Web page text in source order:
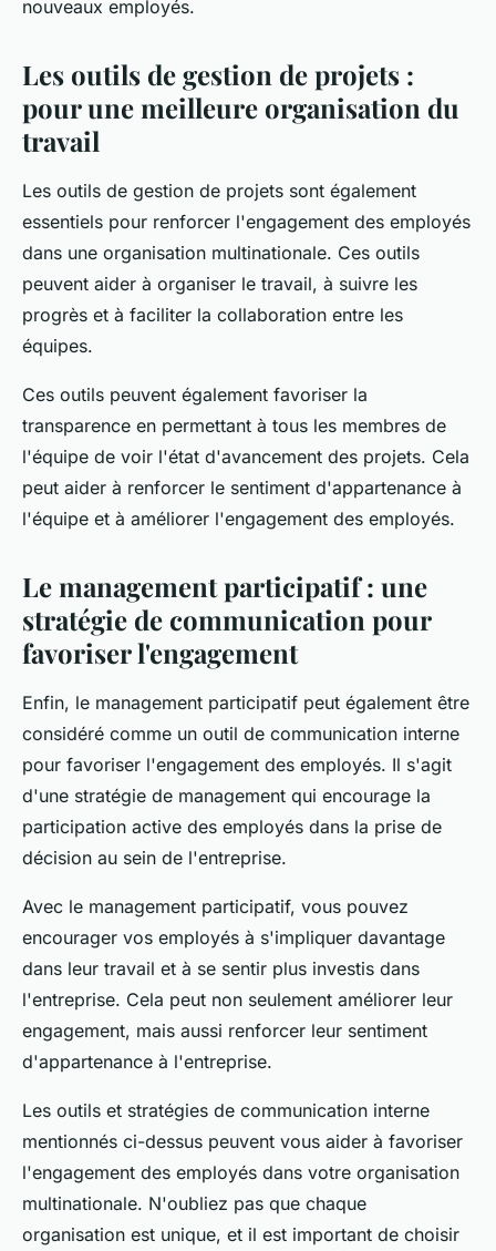
nouveaux employés.
Les outils de gestion de projets :
pour une meilleure organisation du
travail
Les outils de gestion de projets sont également
essentiels pour renforcer l'engagement des employés
dans une organisation multinationale. Ces outils
peuvent aider à organiser le travail, à suivre les
progrès et à faciliter la collaboration entre les
équipes.
Ces outils peuvent également favoriser la
transparence en permettant à tous les membres de
l'équipe de voir l'état d'avancement des projets. Cela
peut aider à renforcer le sentiment d'appartenance à
l'équipe et à améliorer l'engagement des employés.
Le management participatif : une
stratégie de communication pour
favoriser l'engagement
Enfin, le management participatif peut également être
considéré comme un outil de communication interne
pour favoriser l'engagement des employés. Il s'agit
d'une stratégie de management qui encourage la
participation active des employés dans la prise de
décision au sein de l'entreprise.
Avec le management participatif, vous pouvez
encourager vos employés à s'impliquer davantage
dans leur travail et à se sentir plus investis dans
l'entreprise. Cela peut non seulement améliorer leur
engagement, mais aussi renforcer leur sentiment
d'appartenance à l'entreprise.
Les outils et stratégies de communication interne
mentionnés ci-dessus peuvent vous aider à favoriser
l'engagement des employés dans votre organisation
multinationale. N'oubliez pas que chaque
organisation est unique, et il est important de choisir